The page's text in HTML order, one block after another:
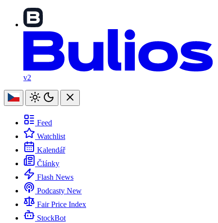
v2
Feed
Watchlist
Kalendář
Články
Flash News
Podcasty New
Fair Price Index
StockBot